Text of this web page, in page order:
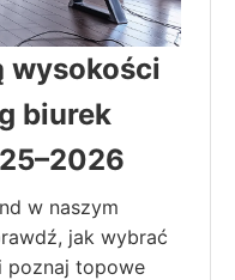
wysokości
biurek
w naszym
jak wybrać
poznaj topowe